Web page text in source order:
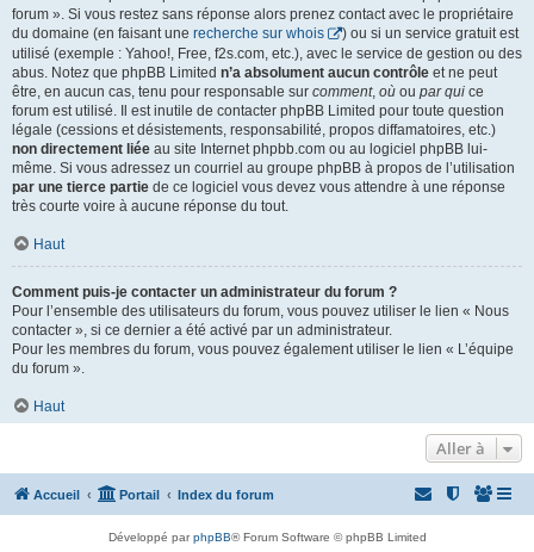
forum ». Si vous restez sans réponse alors prenez contact avec le propriétaire
du domaine (en faisant une recherche sur whois
) ou si un service gratuit est
utilisé (exemple : Yahoo!, Free, f2s.com, etc.), avec le service de gestion ou des
abus. Notez que phpBB Limited n’a absolument aucun contrôle et ne peut
être, en aucun cas, tenu pour responsable sur comment, où ou par qui ce
forum est utilisé. Il est inutile de contacter phpBB Limited pour toute question
légale (cessions et désistements, responsabilité, propos diffamatoires, etc.)
non directement liée au site Internet phpbb.com ou au logiciel phpBB lui-
même. Si vous adressez un courriel au groupe phpBB à propos de l’utilisation
par une tierce partie de ce logiciel vous devez vous attendre à une réponse
très courte voire à aucune réponse du tout.
Haut
Comment puis-je contacter un administrateur du forum ?
Pour l’ensemble des utilisateurs du forum, vous pouvez utiliser le lien « Nous
contacter », si ce dernier a été activé par un administrateur.
Pour les membres du forum, vous pouvez également utiliser le lien « L’équipe
du forum ».
Haut
Aller à
Accueil Portail Index du forum
Développé parphpBB® Forum Software © phpBB Limited